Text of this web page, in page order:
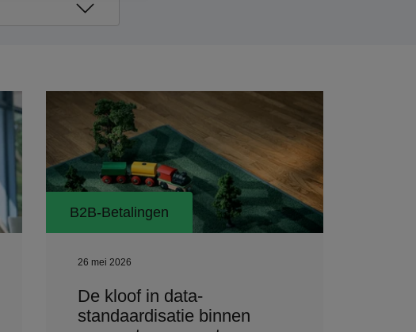
B2B-Betalingen
26 mei 2026
De kloof in data-
standaardisatie binnen